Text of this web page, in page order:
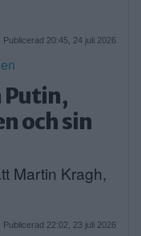
Publicerad 20:45, 24 juli 2026
Putin,
och sin
Martin Kragh,
Publicerad 22:02, 23 juli 2026